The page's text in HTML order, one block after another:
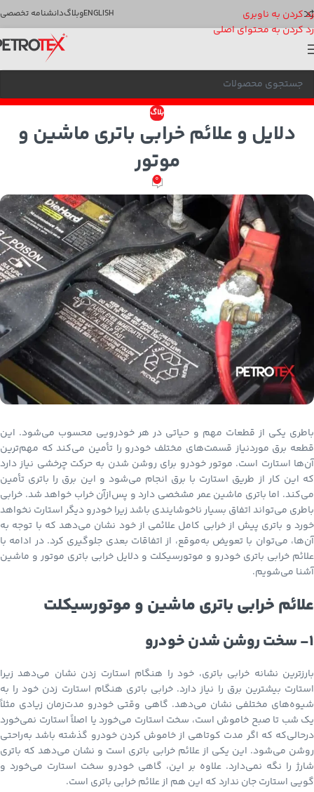
رد کردن به ناوبری
رد کردن به محتوای اصلی
ENGLISHوبلاگدانشنامه تخصصی
بلاگ
دلایل و علائم خرابی باتری ماشین و
موتور
0
باطری یکی از قطعات مهم و حیاتی در هر خودرویی محسوب می‌شود. این
قطعه برق موردنیاز قسمت‌های مختلف خودرو را تأمین می‌کند که مهم‌ترین
آن‌ها استارت است. موتور خودرو برای روشن شدن به حرکت چرخشی نیاز دارد
که این کار از طریق استارت با برق انجام می‌شود و این برق را باتری تأمین
می‌کند. اما باتری ماشین عمر مشخصی دارد و پس‌ازآن خراب خواهد شد. خرابی
باطری می‌تواند اتفاق بسیار ناخوشایندی باشد زیرا خودرو دیگر استارت نخواهد
خورد و باتری پیش از خرابی کامل علائمی از خود نشان می‌دهد که با توجه به
آن‌ها، می‌توان با تعویض به‌موقع، از اتفاقات بعدی جلوگیری کرد. در ادامه با
علائم خرابی باتری خودرو و موتورسیکلت و دلایل خرابی باتری موتور و ماشین
آشنا می‌شویم.
علائم خرابی باتری ماشین و موتورسیکلت
1- سخت روشن شدن خودرو
بارزترین نشانه خرابی باتری، خود را هنگام استارت زدن نشان می‌دهد زیرا
استارت بیشترین برق را نیاز دارد. خرابی باتری هنگام استارت زدن خود را به
شیوه‌های مختلفی نشان می‌دهد. گاهی وقتی خودرو مدت‌زمان زیادی مثلاً
یک شب تا صبح خاموش است، سخت استارت می‌خورد یا اصلاً استارت نمی‌خورد
درحالی‌که که اگر مدت کوتاهی از خاموش کردن خودرو گذشته باشد به‌راحتی
روشن می‌شود. این یکی از علائم خرابی باتری است و نشان می‌دهد که باتری
شارژ را نگه نمی‌دارد. علاوه بر این، گاهی خودرو سخت استارت می‌خورد و
گویی استارت جان ندارد که این هم از علائم خرابی باتری است.